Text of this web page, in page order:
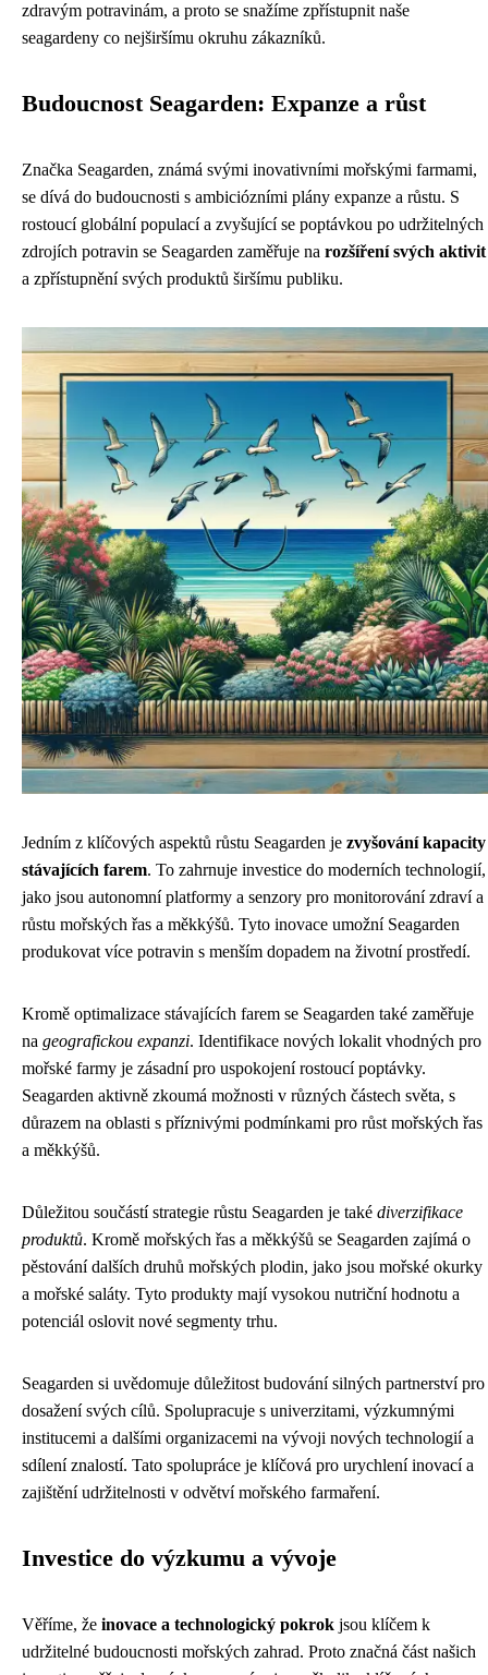
zdravým potravinám, a proto se snažíme zpřístupnit naše
seagardeny co nejširšímu okruhu zákazníků.
Budoucnost Seagarden: Expanze a růst
Značka Seagarden, známá svými inovativními mořskými farmami,
se dívá do budoucnosti s ambiciózními plány expanze a růstu. S
rostoucí globální populací a zvyšující se poptávkou po udržitelných
zdrojích potravin se Seagarden zaměřuje na rozšíření svých aktivit
a zpřístupnění svých produktů širšímu publiku.
Jedním z klíčových aspektů růstu Seagarden je zvyšování kapacity
stávajících farem. To zahrnuje investice do moderních technologií,
jako jsou autonomní platformy a senzory pro monitorování zdraví a
růstu mořských řas a měkkýšů. Tyto inovace umožní Seagarden
produkovat více potravin s menším dopadem na životní prostředí.
Kromě optimalizace stávajících farem se Seagarden také zaměřuje
na geografickou expanzi. Identifikace nových lokalit vhodných pro
mořské farmy je zásadní pro uspokojení rostoucí poptávky.
Seagarden aktivně zkoumá možnosti v různých částech světa, s
důrazem na oblasti s příznivými podmínkami pro růst mořských řas
a měkkýšů.
Důležitou součástí strategie růstu Seagarden je také diverzifikace
produktů. Kromě mořských řas a měkkýšů se Seagarden zajímá o
pěstování dalších druhů mořských plodin, jako jsou mořské okurky
a mořské saláty. Tyto produkty mají vysokou nutriční hodnotu a
potenciál oslovit nové segmenty trhu.
Seagarden si uvědomuje důležitost budování silných partnerství pro
dosažení svých cílů. Spolupracuje s univerzitami, výzkumnými
institucemi a dalšími organizacemi na vývoji nových technologií a
sdílení znalostí. Tato spolupráce je klíčová pro urychlení inovací a
zajištění udržitelnosti v odvětví mořského farmaření.
Investice do výzkumu a vývoje
Věříme, že inovace a technologický pokrok jsou klíčem k
udržitelné budoucnosti mořských zahrad. Proto značná část našich